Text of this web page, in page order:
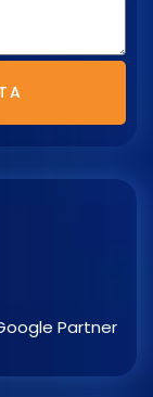
Partner​